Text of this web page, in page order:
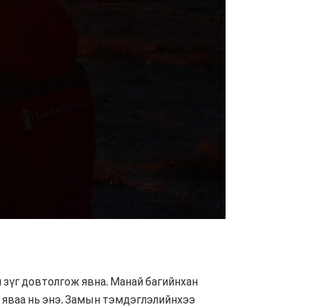
довтолгож явна. Манай багийнхан
нь энэ. Замын тэмдэглэлийнхээ